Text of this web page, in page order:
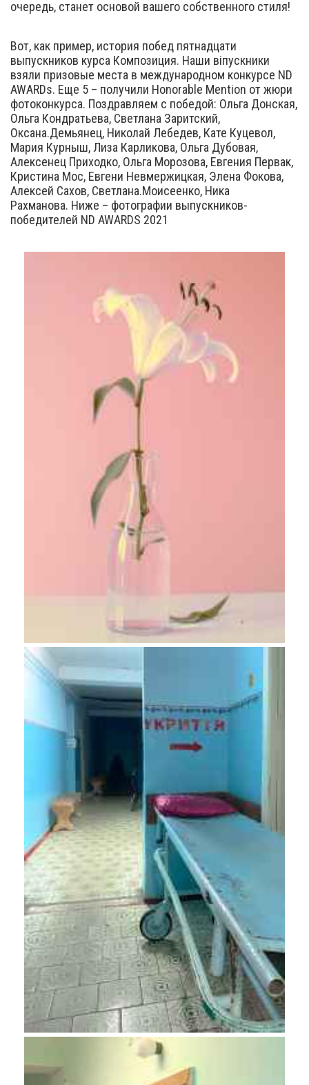
очередь, станет основой вашего собственного стиля!
Вот, как пример, история побед пятнадцати
выпускников курса Композиция. Наши віпускники
взяли призовые места в международном конкурсе ND
AWARDs. Еще 5 – получили Honorable Mention от жюри
фотоконкурса. Поздравляем с победой: Ольга Донская,
Ольга Кондратьева, Светлана Заритский,
Оксана.Демьянец, Николай Лебедев, Кате Куцевол,
Мария Курныш, Лиза Карликова, Ольга Дубовая,
Алексенец Приходко, Ольга Морозова, Евгения Первак,
Кристина Мос, Евгени Невмержицкая, Элена Фокова,
Алексей Сахов, Светлана.Моисеенко, Ника
Рахманова. Ниже – фотографии выпускников-
победителей ND AWARDS 2021